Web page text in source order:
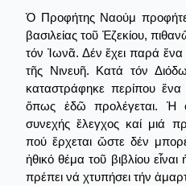
Ὁ Προφήτης Ναούμ
βασιλείας τοῦ Ἐζεκίου,
τόν Ἰωνᾶ. Δέν ἔχει παρά
τῆς Νινευῆ. Κατά τόν
καταστράφηκε περίπου
ὅπως ἐδῶ προλέγεται. Ἡ
συνεχής ἔλεγχος καί μιά
πού ἔρχεται ὥστε δέν
ἠθικό θέμα τοῦ βιβλίου
πρέπει νά χτυπήσει τήν